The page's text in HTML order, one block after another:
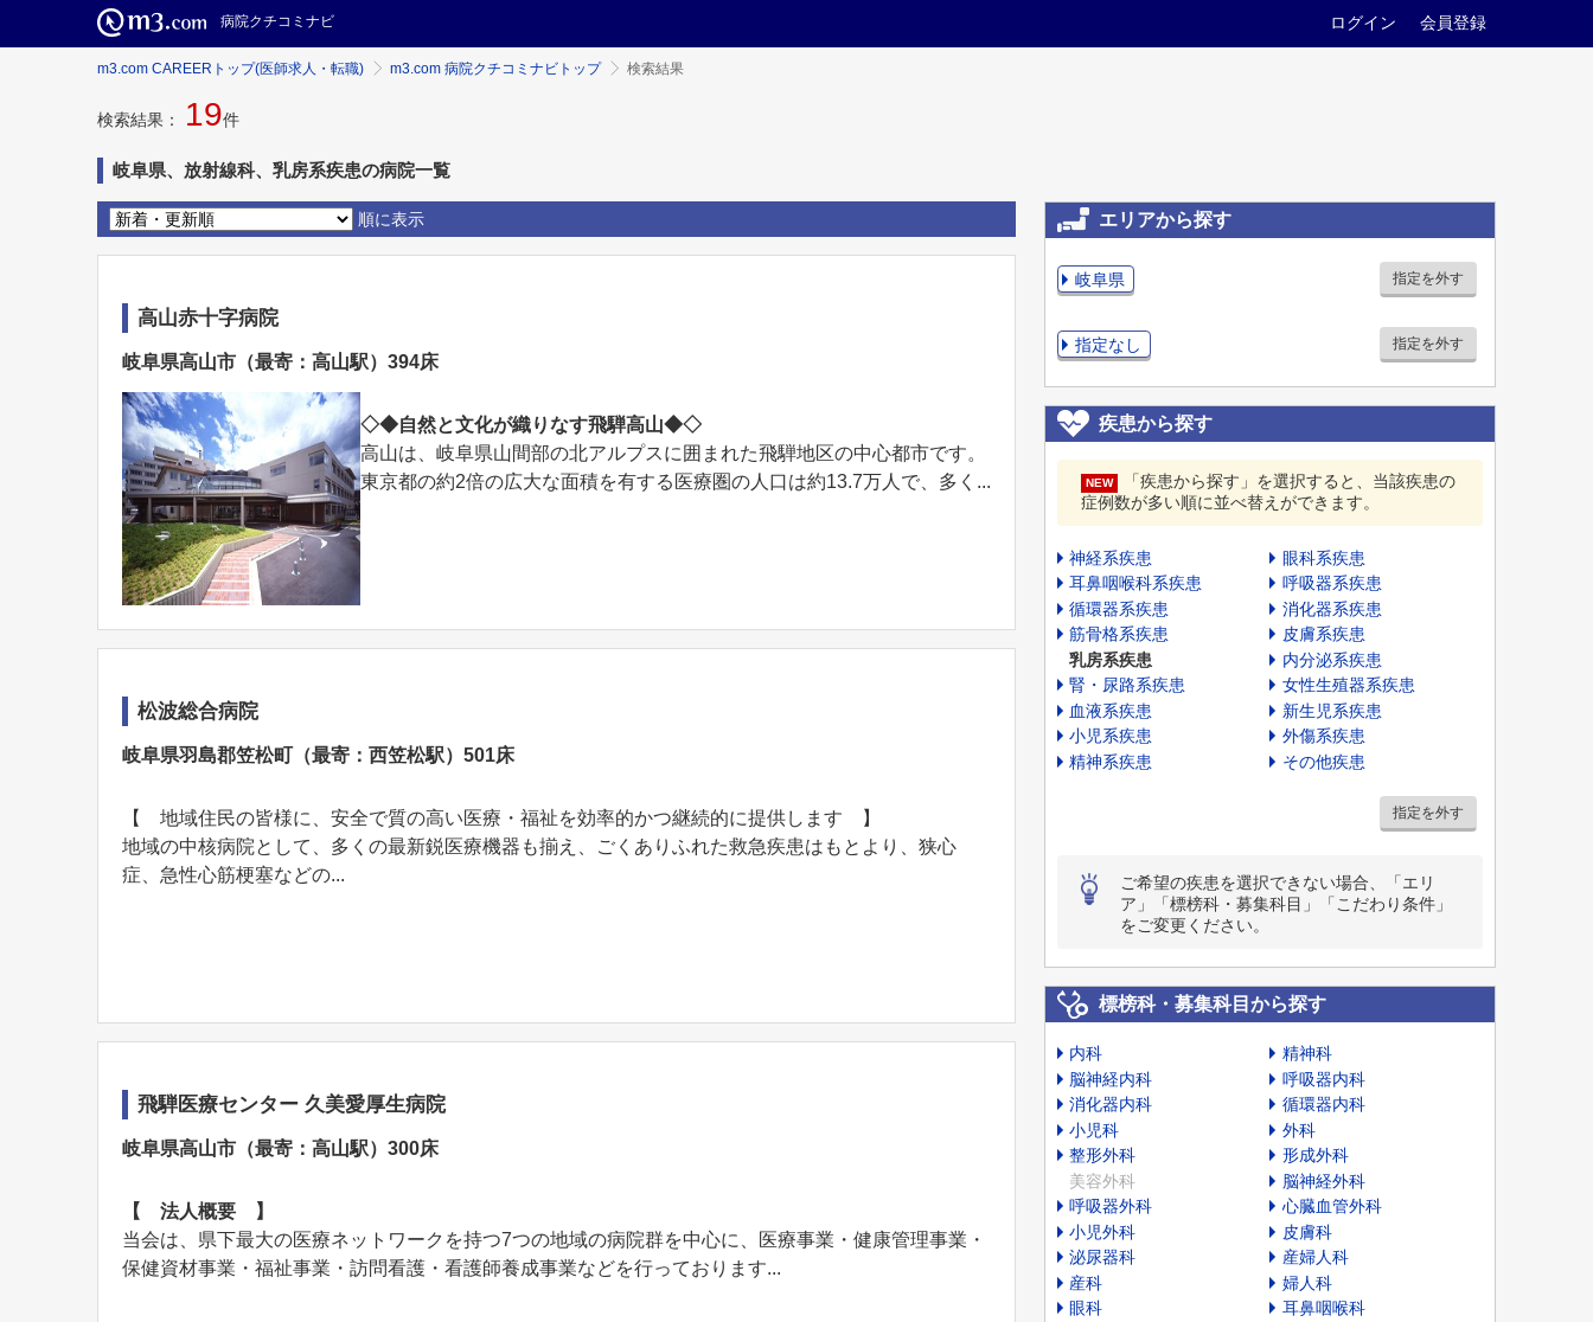
病院クチコミナビ ログイン 会員登録
m3.com CAREERトップ(医師求人・転職) m3.com 病院クチコミナビトップ 検索結果
検索結果： 19件
岐阜県、放射線科、乳房系疾患の病院一覧
順に表示
高山赤十字病院
岐阜県高山市（最寄：高山駅）394床
◇◆自然と文化が織りなす飛騨高山◆◇
高山は、岐阜県山間部の北アルプスに囲まれた飛騨地区の中心都市です。
東京都の約2倍の広大な面積を有する医療圏の人口は約13.7万人で、多く...
松波総合病院
岐阜県羽島郡笠松町（最寄：西笠松駅）501床
【 地域住民の皆様に、安全で質の高い医療・福祉を効率的かつ継続的に提供します 】
地域の中核病院として、多くの最新鋭医療機器も揃え、ごくありふれた救急疾患はもとより、狭心
症、急性心筋梗塞などの...
飛騨医療センター 久美愛厚生病院
岐阜県高山市（最寄：高山駅）300床
【 法人概要 】
当会は、県下最大の医療ネットワークを持つ7つの地域の病院群を中心に、医療事業・健康管理事業・
保健資材事業・福祉事業・訪問看護・看護師養成事業などを行っております...
エリアから探す
岐阜県 指定を外す
指定なし 指定を外す
疾患から探す
NEW
「疾患から探す」を選択すると、当該疾患の
症例数が多い順に並べ替えができます。
神経系疾患
眼科系疾患
耳鼻咽喉科系疾患
呼吸器系疾患
循環器系疾患
消化器系疾患
筋骨格系疾患
皮膚系疾患
乳房系疾患
内分泌系疾患
腎・尿路系疾患
女性生殖器系疾患
血液系疾患
新生児系疾患
小児系疾患
外傷系疾患
精神系疾患
その他疾患
指定を外す
ご希望の疾患を選択できない場合、「エリ
ア」「標榜科・募集科目」「こだわり条件」
をご変更ください。
標榜科・募集科目から探す
内科
精神科
脳神経内科
呼吸器内科
消化器内科
循環器内科
小児科
外科
整形外科
形成外科
美容外科
脳神経外科
呼吸器外科
心臓血管外科
小児外科
皮膚科
泌尿器科
産婦人科
産科
婦人科
眼科
耳鼻咽喉科